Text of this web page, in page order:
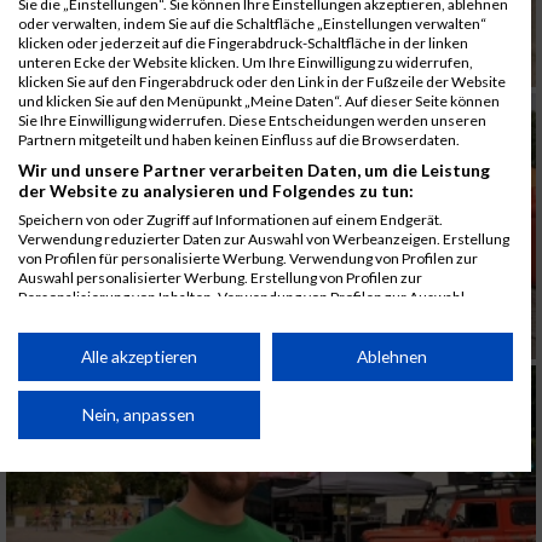
Sie die „Einstellungen“. Sie können Ihre Einstellungen akzeptieren, ablehnen
oder verwalten, indem Sie auf die Schaltfläche „Einstellungen verwalten“
klicken oder jederzeit auf die Fingerabdruck-Schaltfläche in der linken
unteren Ecke der Website klicken. Um Ihre Einwilligung zu widerrufen,
klicken Sie auf den Fingerabdruck oder den Link in der Fußzeile der Website
und klicken Sie auf den Menüpunkt „Meine Daten“. Auf dieser Seite können
Sie Ihre Einwilligung widerrufen. Diese Entscheidungen werden unseren
Partnern mitgeteilt und haben keinen Einfluss auf die Browserdaten.
Wir und unsere Partner verarbeiten Daten, um die Leistung
der Website zu analysieren und Folgendes zu tun:
Speichern von oder Zugriff auf Informationen auf einem Endgerät.
Verwendung reduzierter Daten zur Auswahl von Werbeanzeigen. Erstellung
von Profilen für personalisierte Werbung. Verwendung von Profilen zur
Auswahl personalisierter Werbung. Erstellung von Profilen zur
Personalisierung von Inhalten. Verwendung von Profilen zur Auswahl
Performance von Inhalten. Analyse von Zielgruppen durch Statistiken oder
Kombinationen von Daten aus verschiedenen Quellen. Entwicklung und
von Inhalten.
Daten können außerhalb der Europäischen Union weitergegeben und in die
Website/App.
Partnerliste anzeigen (1 IAB-Anbieter)
Alle akzeptieren Ablehnen
Nein, anpassen